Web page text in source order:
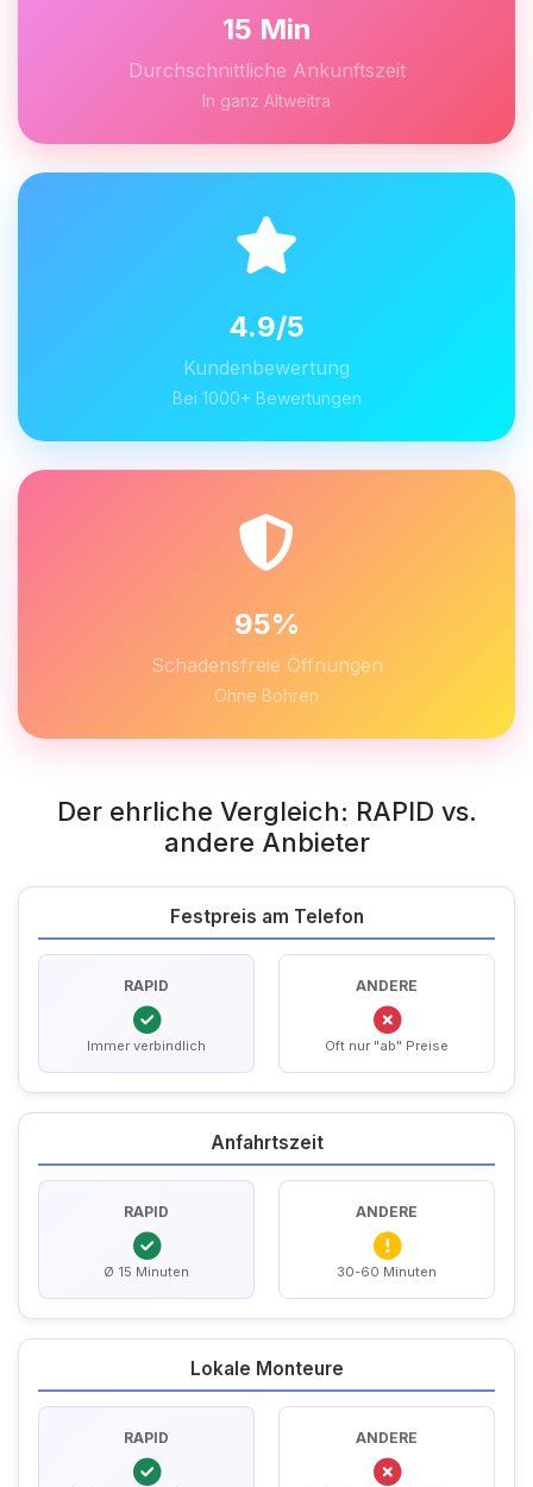
15 Min
Durchschnittliche Ankunftszeit
In ganz Altweitra
4.9/5
Kundenbewertung
Bei 1000+ Bewertungen
95%
Schadensfreie Öffnungen
Ohne Bohren
Der ehrliche Vergleich: RAPID vs.
andere Anbieter
Festpreis am Telefon
RAPID
Immer verbindlich
ANDERE
Oft nur "ab" Preise
Anfahrtszeit
RAPID
Ø 15 Minuten
ANDERE
30-60 Minuten
Lokale Monteure
RAPID ANDERE